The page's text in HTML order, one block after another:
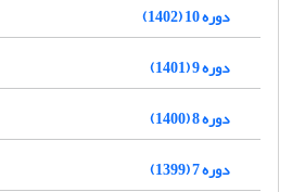
دوره 10 (1402)
دوره 9 (1401)
دوره 8 (1400)
دوره 7 (1399)